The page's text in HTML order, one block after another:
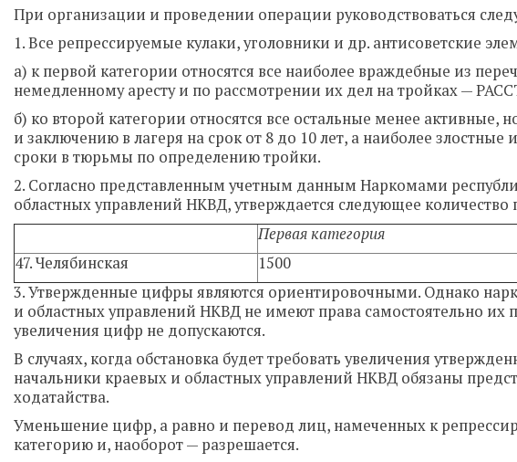
При организации и проведении операции руководствоваться
1. Все репрессируемые кулаки, уголовники и др. антисоветские
а) к первой категории относятся все наиболее враждебные из
немедленному аресту и по рассмотрении их дел на тройках —
б) ко второй категории относятся все остальные менее
и заключению в лагеря на срок от 8 до 10 лет, а наиболее
сроки в тюрьмы по определению тройки.
2. Согласно представленным учетным данным Наркомами
областных управлений НКВД, утверждается следующее
Первая категория
47. Челябинская
1500
3. Утвержденные цифры являются ориентировочными. Однако
и областных управлений НКВД не имеют права самостоятельно
увеличения цифр не допускаются.
В случаях, когда обстановка будет требовать увеличения
начальники краевых и областных управлений НКВД обязаны
ходатайства.
Уменьшение цифр, а равно и перевод лиц, намеченных к
категорию и, наоборот — разрешается.